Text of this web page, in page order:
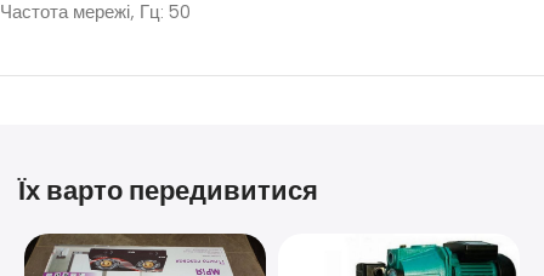
Частота мережі, Гц: 50
Їх варто передивитися